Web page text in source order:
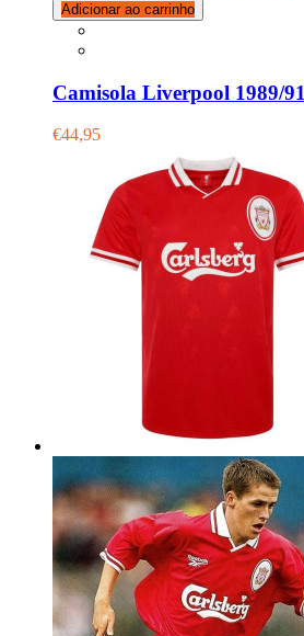
Adicionar ao carrinho
Camisola Liverpool 1989/91
€44,95